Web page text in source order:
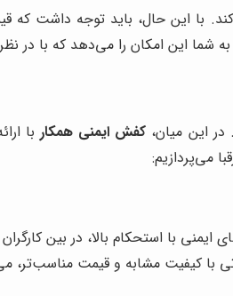
این حال، باید توجه داشت که
شما این امکان را می‌دهد که با در
این میان، کفش ایمنی همکاربا
می‌پردازیم:
با استحکام بالا، در بین
با کیفیت مشابه و قیمت مناسب‌تر،